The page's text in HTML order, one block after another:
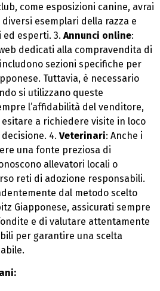
come esposizioni canine, avrai
esemplari della razza e
esperti. 3. Annunci online:
dedicati alla compravendita di
sezioni specifiche per
Tuttavia, è necessario
si utilizzano queste
l’affidabilità del venditore,
a richiedere visite in loco
4. Veterinari: Anche i
una fonte preziosa di
allevatori locali o
reti di adozione responsabili.
dal metodo scelto
Giapponese, assicurati sempre
e di valutare attentamente
per garantire una scelta